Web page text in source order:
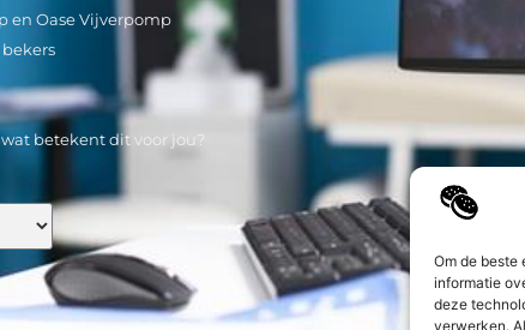
Om de beste
informatie
deze
verwerken.
en Oase Vijverpomp
betekent dit voor jou?